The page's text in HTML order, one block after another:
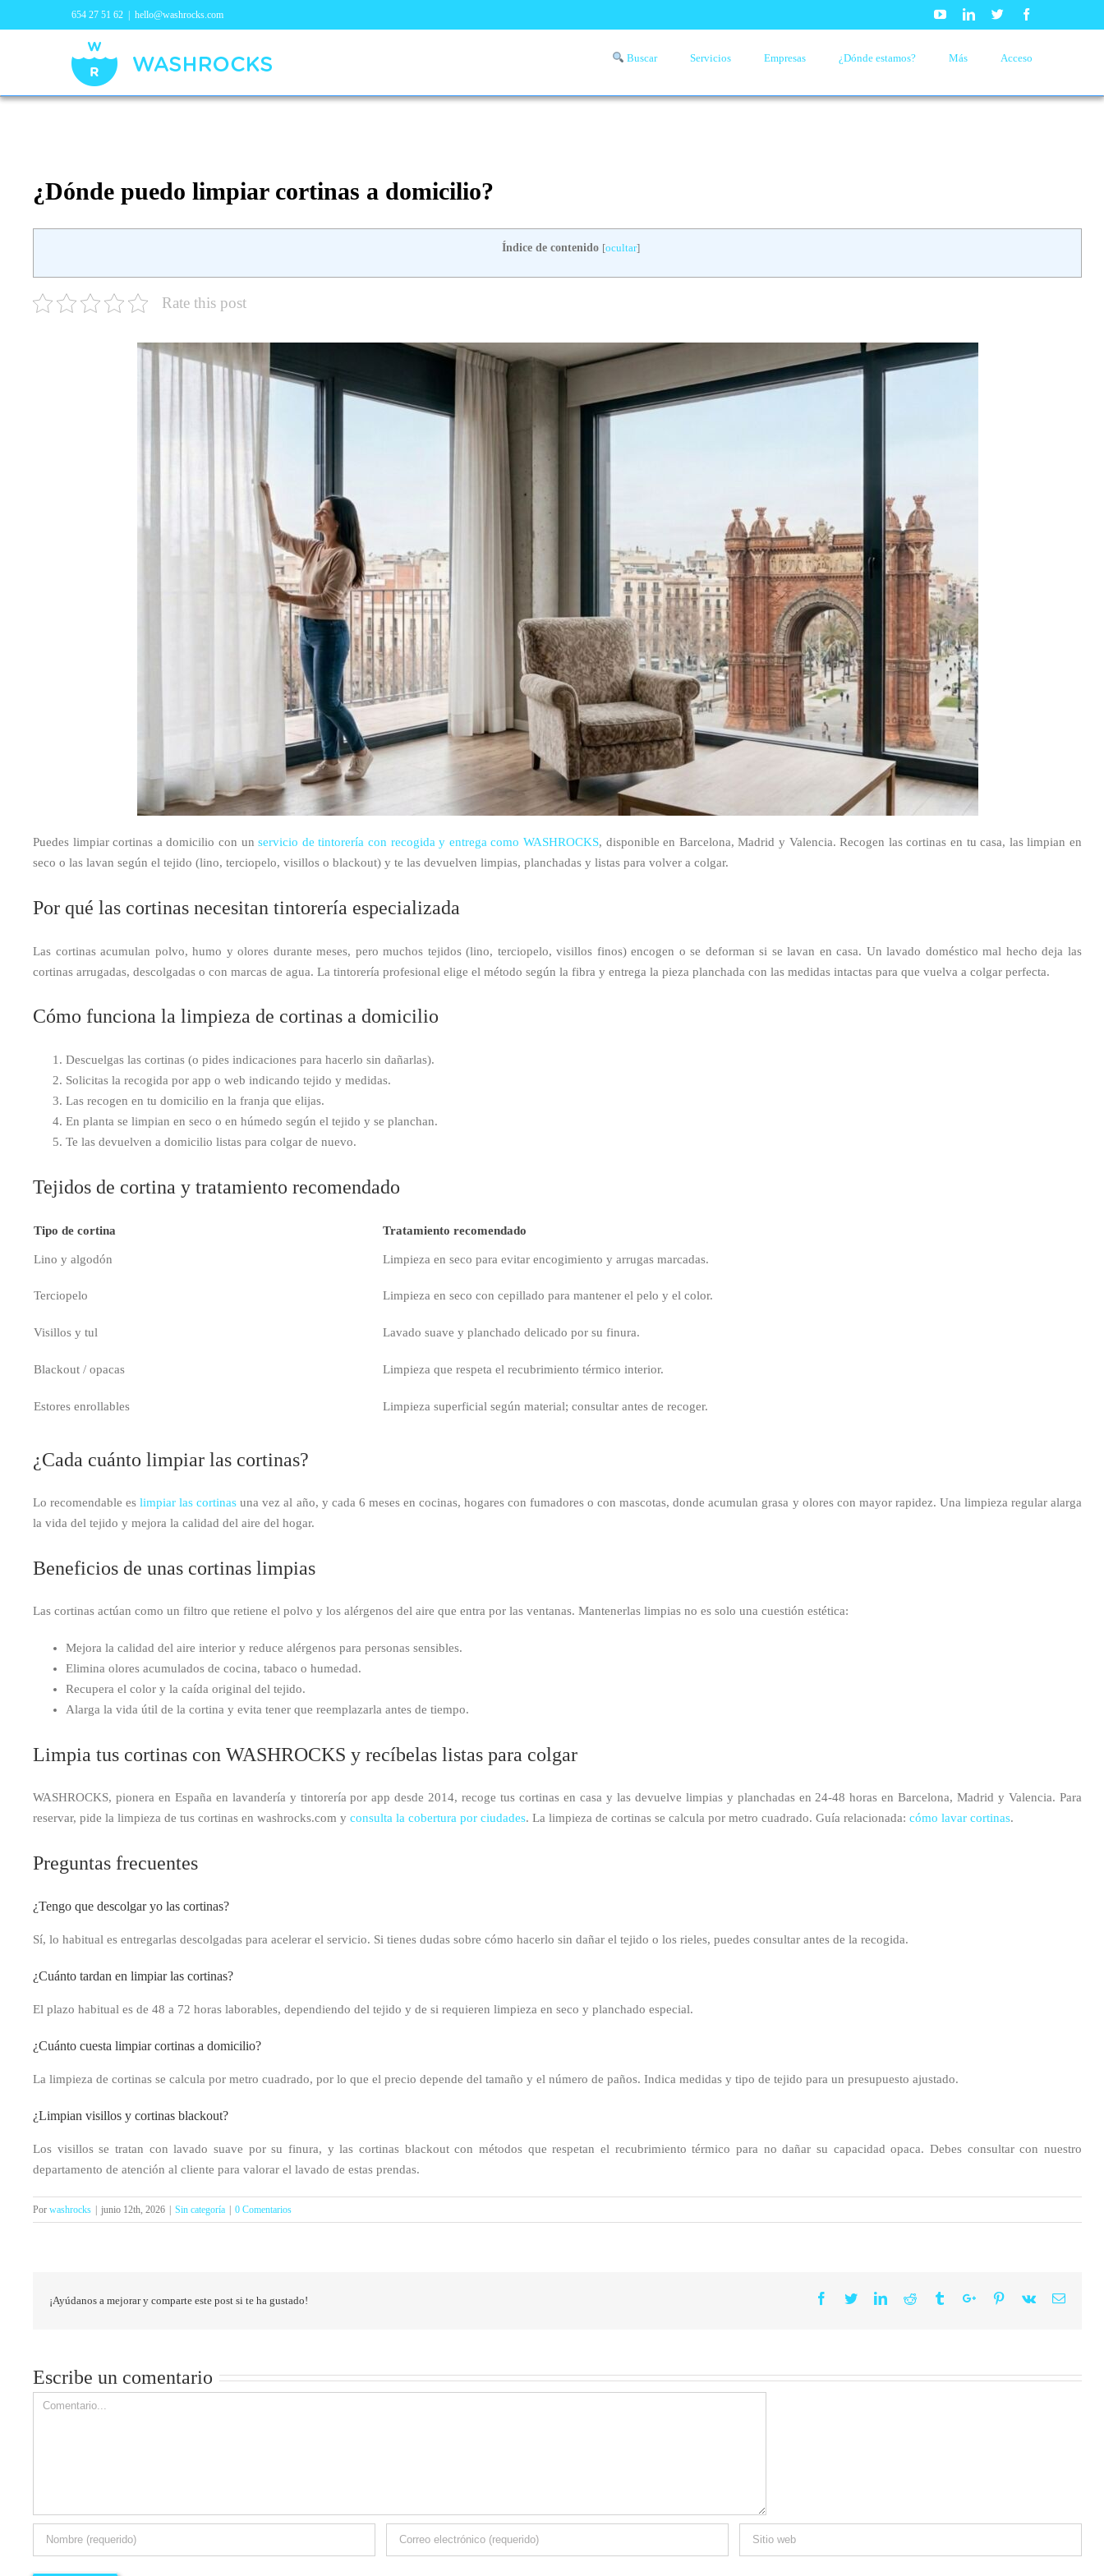
654 27 51 62 | hello@washrocks.com YoutubeLinkedinTwitter
Buscar Servicios Empresas ¿Dónde estamos? Más Acceso
¿Dónde puedo limpiar cortinas a domicilio?
Índice de contenido [ocultar]
Rate this post
Puedes limpiar cortinas a domicilio con unservicio de tintorería con recogida y entrega como WASHROCKS, disponible en Barcelona, Madrid y Valencia. Recogen las cortinas en tu casa, las limpian en
seco o las lavan según el tejido (lino, terciopelo, visillos o blackout) y te las devuelven limpias, planchadas y listas para volver a colgar.
Por qué las cortinas necesitan tintorería especializada
Las cortinas acumulan polvo, humo y olores durante meses, pero muchos tejidos (lino, terciopelo, visillos finos) encogen o se deforman si se lavan en casa. Un lavado doméstico mal hecho deja las
cortinas arrugadas, descolgadas o con marcas de agua. La tintorería profesional elige el método según la fibra y entrega la pieza planchada con las medidas intactas para que vuelva a colgar perfecta.
Cómo funciona la limpieza de cortinas a domicilio
Descuelgas las cortinas (o pides indicaciones para hacerlo sin dañarlas).
Solicitas la recogida por app o web indicando tejido y medidas.
Las recogen en tu domicilio en la franja que elijas.
En planta se limpian en seco o en húmedo según el tejido y se planchan.
Te las devuelven a domicilio listas para colgar de nuevo.
Tejidos de cortina y tratamiento recomendado
Tipo de cortina Tratamiento recomendado
Lino y algodón Limpieza en seco para evitar encogimiento y arrugas marcadas.
Terciopelo Limpieza en seco con cepillado para mantener el pelo y el color.
Visillos y tul Lavado suave y planchado delicado por su finura.
Blackout / opacas Limpieza que respeta el recubrimiento térmico interior.
Estores enrollables Limpieza superficial según material; consultar antes de recoger.
¿Cada cuánto limpiar las cortinas?
Lo recomendable eslimpiar las cortinas una vez al año, y cada 6 meses en cocinas, hogares con fumadores o con mascotas, donde acumulan grasa y olores con mayor rapidez. Una limpieza regular alarga
la vida del tejido y mejora la calidad del aire del hogar.
Beneficios de unas cortinas limpias
Las cortinas actúan como un filtro que retiene el polvo y los alérgenos del aire que entra por las ventanas. Mantenerlas limpias no es solo una cuestión estética:
Mejora la calidad del aire interior y reduce alérgenos para personas sensibles.
Elimina olores acumulados de cocina, tabaco o humedad.
Recupera el color y la caída original del tejido.
Alarga la vida útil de la cortina y evita tener que reemplazarla antes de tiempo.
Limpia tus cortinas con WASHROCKS y recíbelas listas para colgar
WASHROCKS, pionera en España en lavandería y tintorería por app desde 2014, recoge tus cortinas en casa y las devuelve limpias y planchadas en 24-48 horas en Barcelona, Madrid y Valencia. Para
reservar, pide la limpieza de tus cortinas en washrocks.com y consulta la cobertura por ciudades. La limpieza de cortinas se calcula por metro cuadrado. Guía relacionada: cómo lavar cortinas.
Preguntas frecuentes
¿Tengo que descolgar yo las cortinas?
Sí, lo habitual es entregarlas descolgadas para acelerar el servicio. Si tienes dudas sobre cómo hacerlo sin dañar el tejido o los rieles, puedes consultar antes de la recogida.
¿Cuánto tardan en limpiar las cortinas?
El plazo habitual es de 48 a 72 horas laborables, dependiendo del tejido y de si requieren limpieza en seco y planchado especial.
¿Cuánto cuesta limpiar cortinas a domicilio?
La limpieza de cortinas se calcula por metro cuadrado, por lo que el precio depende del tamaño y el número de paños. Indica medidas y tipo de tejido para un presupuesto ajustado.
¿Limpian visillos y cortinas blackout?
Los visillos se tratan con lavado suave por su finura, y las cortinas blackout con métodos que respetan el recubrimiento térmico para no dañar su capacidad opaca. Debes consultar con nuestro
departamento de atención al cliente para valorar el lavado de estas prendas.
Por washrocks | junio 12th, 2026 | Sin categoría | 0 Comentarios
¡Ayúdanos a mejorar y comparte este post si te ha gustado! Facebook
TwitterLinkedinReddit TumblrGoogle+Pinterest
Vk Email
Escribe un comentario
Comment